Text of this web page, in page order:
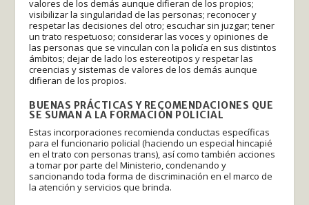
valores de los demás aunque difieran de los propios;
visibilizar la singularidad de las personas; reconocer y
respetar las decisiones del otro; escuchar sin juzgar; tener
un trato respetuoso; considerar las voces y opiniones de
las personas que se vinculan con la policía en sus distintos
ámbitos; dejar de lado los estereotipos y respetar las
creencias y sistemas de valores de los demás aunque
difieran de los propios.
BUENAS PRÁCTICAS Y RECOMENDACIONES QUE
SE SUMAN A LA FORMACIÓN POLICIAL
Estas incorporaciones recomienda conductas específicas
para el funcionario policial (haciendo un especial hincapié
en el trato con personas trans), así como también acciones
a tomar por parte del Ministerio, condenando y
sancionando toda forma de discriminación en el marco de
la atención y servicios que brinda.